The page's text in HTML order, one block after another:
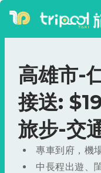
高雄市-
接送:
旅步-交
專車到府，機
中長程出遊、